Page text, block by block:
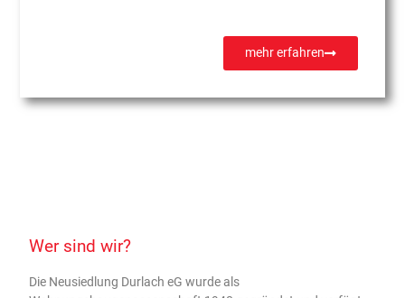
mehr erfahren
Wer sind wir?
Die Neusiedlung Durlach eG wurde als